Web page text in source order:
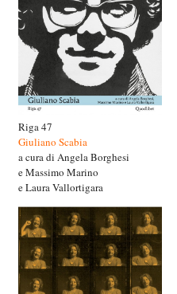
Riga 47
Giuliano Scabia
a cura di Angela Borghesi
e Massimo Marino
e Laura Vallortigara